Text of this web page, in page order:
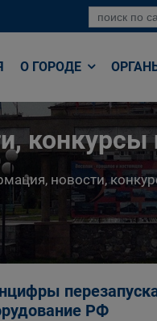
О ГОРОДЕ
конкурсы
новости,
РФ